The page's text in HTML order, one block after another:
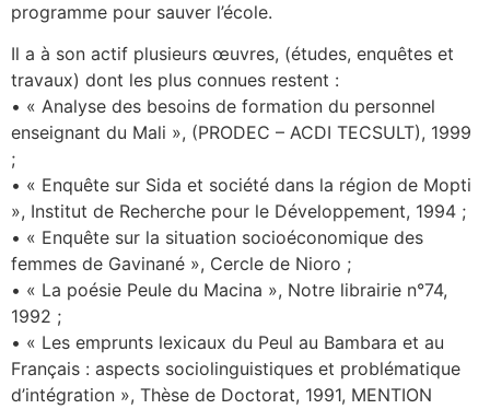
programme pour sauver l’école.
Il a à son actif plusieurs œuvres, (études, enquêtes et
travaux) dont les plus connues restent :
• « Analyse des besoins de formation du personnel
enseignant du Mali », (PRODEC – ACDI TECSULT), 1999
;
• « Enquête sur Sida et société dans la région de Mopti
», Institut de Recherche pour le Développement, 1994 ;
• « Enquête sur la situation socioéconomique des
femmes de Gavinané », Cercle de Nioro ;
• « La poésie Peule du Macina », Notre librairie n°74,
1992 ;
• « Les emprunts lexicaux du Peul au Bambara et au
Français : aspects sociolinguistiques et problématique
d’intégration », Thèse de Doctorat, 1991, MENTION